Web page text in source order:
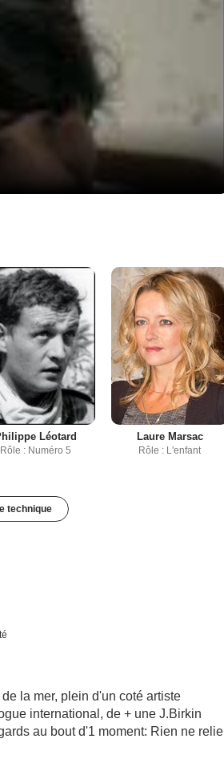
Léotard
Rôle : Numéro 5
Laure Marsac
Rôle : L'enfant
technique
la mer, plein d'un coté artiste
international, de + une J.Birkin
au bout d'1 moment: Rien ne relie